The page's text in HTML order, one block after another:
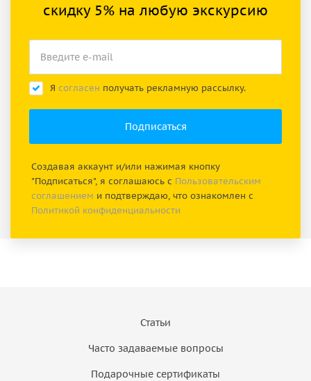
скидку 5% на любую экскурсию
Я согласен получать рекламную рассылку.
Создавая аккаунт и/или нажимая кнопку
"Подписаться", я соглашаюсь с Пользовательским
соглашением и подтверждаю, что ознакомлен с
Политикой конфиденциальности
Статьи
Часто задаваемые вопросы
Подарочные сертификаты